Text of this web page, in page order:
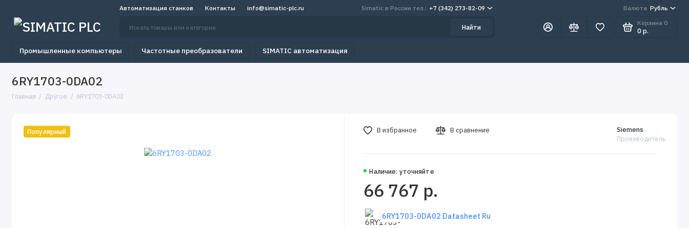
Автоматизация станков Контакты info@simatic-plc.ru Simatic в России тел.: +7 (342) 273-82-09 Валюта Рубль
Найти
Корзина 0
0 р.
Промышленные компьютеры Частотные преобразователи SIMATIC автоматизация
6RY1703-0DA02
Главная Другое 6RY1703-0DA02
Популярный
Наличие: уточняйте
Siemens
Производитель
66 767 р.
6RY1703-0DA02 Datasheet Ru
В избранное В сравнение